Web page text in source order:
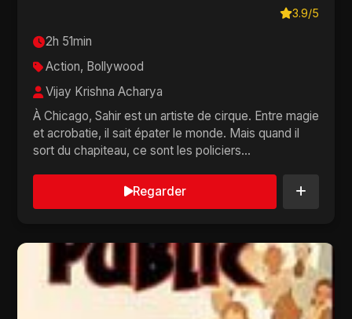
3.9/5
2h 51min
Action, Bollywood
Vijay Krishna Acharya
À Chicago, Sahir est un artiste de cirque. Entre magie
et acrobatie, il sait épater le monde. Mais quand il
sort du chapiteau, ce sont les policiers...
Regarder